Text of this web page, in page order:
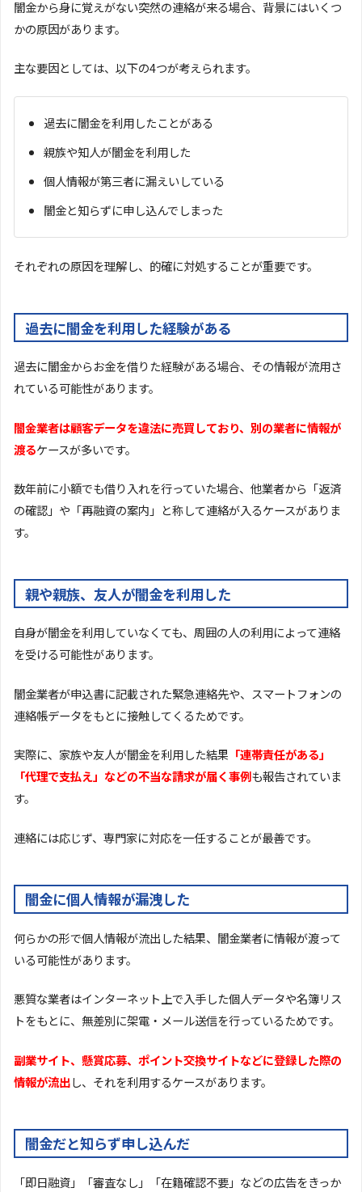
闇金から身に覚えがない突然の連絡が来る場合、背景にはいくつ
かの原因があります。
主な要因としては、以下の4つが考えられます。
過去に闇金を利用したことがある
親族や知人が闇金を利用した
個人情報が第三者に漏えいしている
闇金と知らずに申し込んでしまった
それぞれの原因を理解し、的確に対処することが重要です。
過去に闇金を利用した経験がある
過去に闇金からお金を借りた経験がある場合、その情報が流用さ
れている可能性があります。
闇金業者は顧客データを違法に売買しており、別の業者に情報が
渡るケースが多いです。
数年前に小額でも借り入れを行っていた場合、他業者から「返済
の確認」や「再融資の案内」と称して連絡が入るケースがありま
す。
親や親族、友人が闇金を利用した
自身が闇金を利用していなくても、周囲の人の利用によって連絡
を受ける可能性があります。
闇金業者が申込書に記載された緊急連絡先や、スマートフォンの
連絡帳データをもとに接触してくるためです。
実際に、家族や友人が闇金を利用した結果 「連帯責任がある」
「代理で支払え」などの不当な請求が届く事例も報告されていま
す。
連絡には応じず、専門家に対応を一任することが最善です。
闇金に個人情報が漏洩した
何らかの形で個人情報が流出した結果、闇金業者に情報が渡って
いる可能性があります。
悪質な業者はインターネット上で入手した個人データや名簿リス
トをもとに、無差別に架電・メール送信を行っているためです。
副業サイト、懸賞応募、ポイント交換サイトなどに登録した際の
情報が流出し、それを利用するケースがあります。
闇金だと知らず申し込んだ
「即日融資」「審査なし」「在籍確認不要」などの広告をきっか